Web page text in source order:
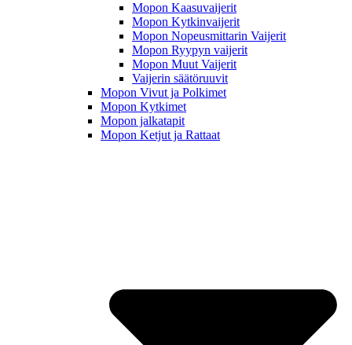
Mopon Kaasuvaijerit
Mopon Kytkinvaijerit
Mopon Nopeusmittarin Vaijerit
Mopon Ryypyn vaijerit
Mopon Muut Vaijerit
Vaijerin säätöruuvit
Mopon Vivut ja Polkimet
Mopon Kytkimet
Mopon jalkatapit
Mopon Ketjut ja Rattaat